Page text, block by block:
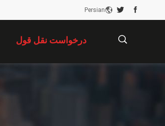
Persian
درخواست نقل قول